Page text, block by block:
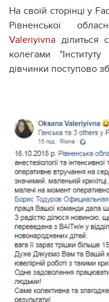
На своїй сторінці у
Рівненської
Valeriyivna ділиться
колегами
дівчинки поступово